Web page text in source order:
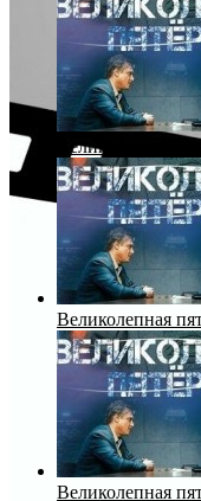
Великолепная
Великолепная
Великолепная